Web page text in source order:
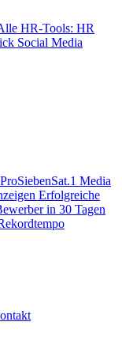
HR-Tools: HR
Social Media
Media
Erfolgreiche
in 30 Tagen